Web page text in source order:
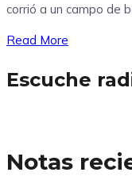
corrió a un campo de
Read More
Escuche
Notas